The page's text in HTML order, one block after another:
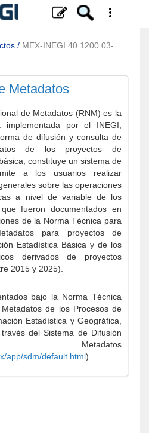
/ MEX-INEGI.40.1200.03-
Metadatos
de Metadatos (RNM) es la
implementada por el INEGI,
de difusión y consulta de
de los proyectos de
constituye un sistema de
a los usuarios realizar
sobre las operaciones
a nivel de variable de los
fueron documentados en
de la Norma Técnica para
para proyectos de
Estadística Básica y de los
derivados de proyectos
2015 y 2025).
bajo la Norma Técnica
de los Procesos de
Estadística y Geográfica,
del Sistema de Difusión
app/sdm/default.html).